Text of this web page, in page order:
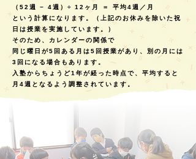
（52週 − 4週）÷ 12ヶ月 ＝ 平均4週／月
という計算になります。（上記のお休みを除いた祝
日は授業を実施しています。）
そのため、カレンダーの関係で
同じ曜日が5回ある月は5回授業があり、別の月には
3回になる場合もあります。
入塾からちょうど1年が経った時点で、平均すると
月4週となるよう調整されています。